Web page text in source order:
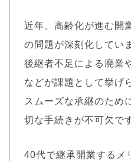
近年、高齢化が進む開
の問題が深刻化してい
後継者不足による廃業
などが課題として挙げ
スムーズな承継のため
切な手続きが不可欠で
40代で継承開業するメ